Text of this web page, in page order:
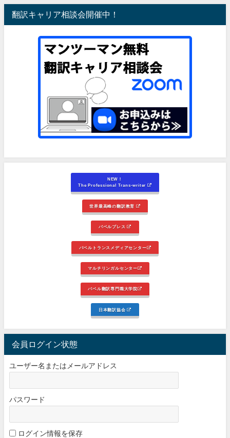
翻訳キャリア相談会開催中！
NEW！
The Professional Trans-writer
世界最高峰の翻訳教育
バベルプレス
バベルトランスメディアセンター
マルチリンガルセンター
バベル翻訳専門職大学院
日本翻訳協会
会員ログイン状態
ユーザー名またはメールアドレス
パスワード
ログイン情報を保存